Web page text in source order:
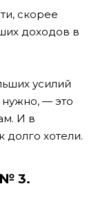
скорее
доходов в
усилий
нужно, — это
И в
долго хотели.
3.